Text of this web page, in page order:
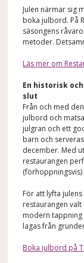
Julen närmar sig
boka julbord. På
säsongens
metoder.
Läs mer om
En historisk
slut
Från och med
julbord och
julgran och ett
barn och
december. Med
restaurangen
(förhoppningsvis)
För att lyfta
restaurangen
modern
lagas från
Boka julbord på